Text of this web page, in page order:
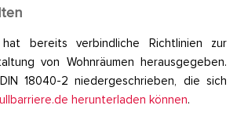
bereits verbindliche Richtlinien zur
von Wohnräumen herausgegeben.
18040-2 niedergeschrieben, die sich
herunterladen können.